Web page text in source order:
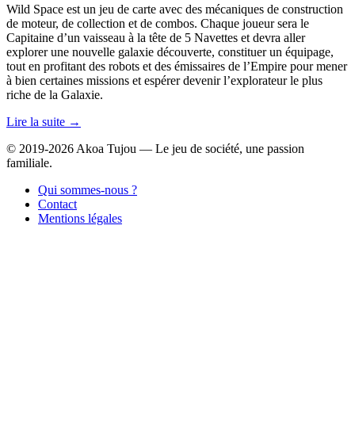
Wild Space est un jeu de carte avec des mécaniques de construction
de moteur, de collection et de combos. Chaque joueur sera le
Capitaine d’un vaisseau à la tête de 5 Navettes et devra aller
explorer une nouvelle galaxie découverte, constituer un équipage,
tout en profitant des robots et des émissaires de l’Empire pour mener
à bien certaines missions et espérer devenir l’explorateur le plus
riche de la Galaxie.
Lire la suite →
© 2019-2026 Akoa Tujou — Le jeu de société, une passion
familiale.
Qui sommes-nous ?
Contact
Mentions légales